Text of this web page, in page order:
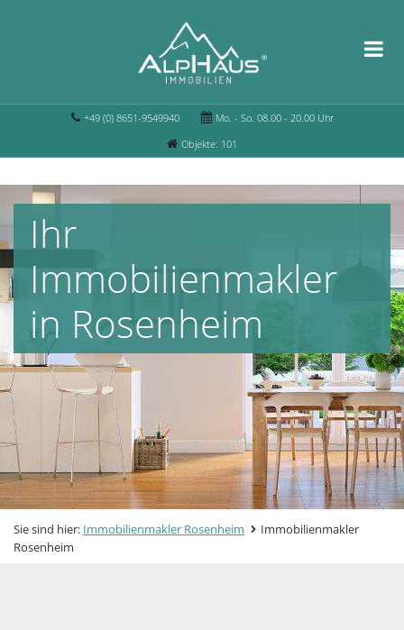
+49 (0) 8651-9549940
Mo. - So. 08.00 - 20.00 Uhr
Objekte: 101
Ihr
Immobilienmakler
in Rosenheim
Sie sind hier: Immobilienmakler Rosenheim
Immobilienmakler
Rosenheim